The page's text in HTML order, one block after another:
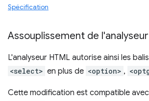
Spécification
Assouplissement de
L'analyseur HTML autorise ainsi les
<select> en plus de <option> ,
Cette modification est compatible